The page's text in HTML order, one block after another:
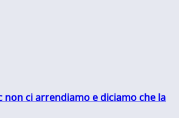
non ci arrendiamo e diciamo che la